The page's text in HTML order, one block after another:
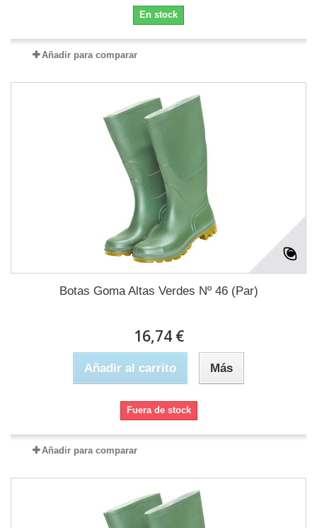
En stock
Añadir para comparar
Botas Goma Altas Verdes Nº 46 (Par)
16,74 €
Añadir al carrito Más
Fuera de stock
Añadir para comparar